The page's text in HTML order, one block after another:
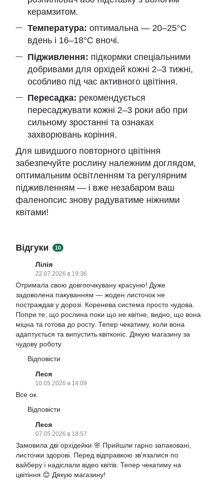
керамзитом.
Температура: оптимальна — 20–25°C
вдень і 16–18°C вночі.
Підживлення: підкормки спеціальними
добривами для орхідей кожні 2–3 тижні,
особливо під час активного цвітіння.
Пересадка: рекомендується
пересаджувати кожні 2–3 роки або при
сильному зростанні та ознаках
захворювань коріння.
Для швидшого повторного цвітіння
забезпечуйте рослину належним доглядом,
оптимальним освітленням та регулярним
підживленням — і вже незабаром ваш
фаленопсис знову радуватиме ніжними
квітами!
Відгуки 10
Лілія
22.07.2026 в 19:36
Отримала свою довгоочікувану красуню! Дуже
задоволена пакуванням — жоден листочок не
постраждав у дорозі. Коренева система просто чудова.
Попри те, що рослина поки що не квітне, видно, що вона
міцна та готова до росту. Тепер чекатиму, коли вона
адаптується та випустить квітконіс. Дякую магазину за
чудову роботу
Відповісти
Леся
10.05.2026 в 14:09
Все ок
Відповісти
Леся
07.05.2026 в 18:57
Замовила дві орхідейки 🌸 Прийшли гарно запаковані,
листочки здорові. Перед відправкою зв'язалися по
вайберу і надіслали відео квітів. Тепер чекатиму на
цвітіння 😊 Дякую магазину!